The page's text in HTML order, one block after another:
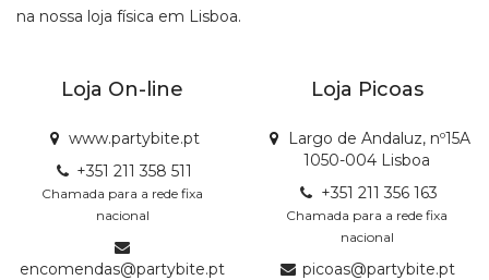
na nossa loja física em Lisboa.
Loja On-line
www.partybite.pt
+351 211 358 511
Chamada para a rede fixa
nacional
encomendas@partybite.pt
Loja Picoas
Largo de Andaluz, nº15A
1050-004 Lisboa
+351 211 356 163
Chamada para a rede fixa
nacional
picoas@partybite.pt